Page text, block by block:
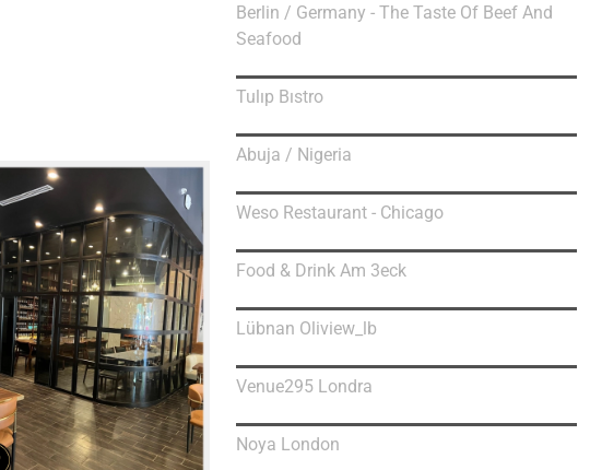
Berlin / Germany - The Taste Of Beef And
Seafood
Tulıp Bıstro
Abuja / Nigeria
Weso Restaurant - Chicago
Food & Drink Am 3eck
Lübnan Oliview_lb
Venue295 Londra
Noya London